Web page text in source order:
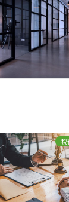
税